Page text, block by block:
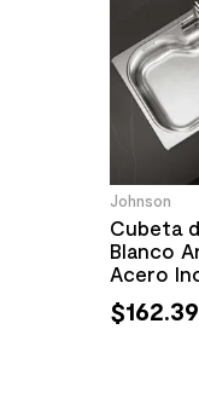
Johnson
Cubeta
Blanco
Acero
$162.